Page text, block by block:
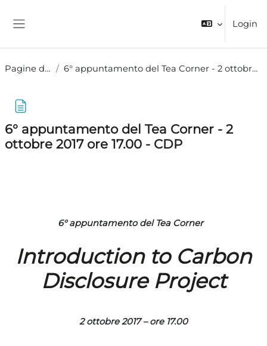
Login
Pagine del sito 6° appuntamento del Tea Corner - 2 ottobre 2017 ore 17.00 - CDP
6° appuntamento del Tea Corner - 2
ottobre 2017 ore 17.00 - CDP
6° appuntamento del Tea Corner
Introduction to Carbon
Disclosure Project
2 ottobre 2017 – ore 17.00